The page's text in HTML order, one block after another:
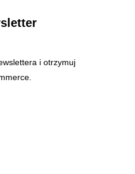
i otrzymuj